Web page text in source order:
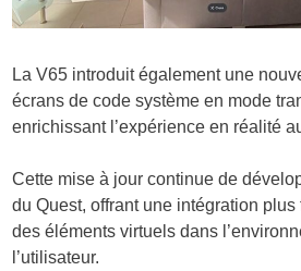
La V65 introduit également une
écrans de code système en mode
enrichissant l’expérience en réalité
Cette mise à jour continue de
du Quest, offrant une intégration
des éléments virtuels dans
l’utilisateur.